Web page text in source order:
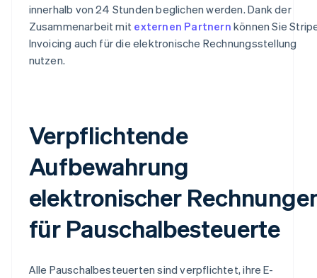
innerhalb von 24 Stunden beglichen werden. Dank der
Zusammenarbeit mit externen Partnern können Sie
Invoicing auch für die elektronische Rechnungsstellung
nutzen.
Verpflichtende
Aufbewahrung
elektronischer
für Pauschalbesteuerte
Alle Pauschalbesteuerten sind verpflichtet, ihre E-